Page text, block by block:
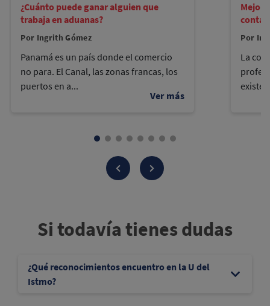
¿Cuánto puede ganar alguien que
trabaja en aduanas?
Por Ingrith Gómez
Panamá es un país donde el comercio
no para. El Canal, las zonas francas, los
puertos en a...
Por
La
Si todavía tienes dudas
¿Qué reconocimientos encuentro en la U del
Istmo?